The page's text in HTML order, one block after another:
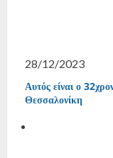
28/12/2023
Αυτός είναι ο
Θεσσαλονίκη